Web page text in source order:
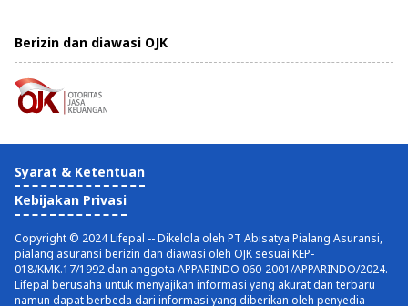
Berizin dan diawasi OJK
Syarat & Ketentuan
Kebijakan Privasi
Copyright © 2024 Lifepal -- Dikelola oleh PT Abisatya Pialang Asuransi,
pialang asuransi berizin dan diawasi oleh OJK sesuai KEP-
018/KMK.17/1992 dan anggota APPARINDO 060-2001/APPARINDO/2024.
Lifepal berusaha untuk menyajikan informasi yang akurat dan terbaru
namun dapat berbeda dari informasi yang diberikan oleh penyedia